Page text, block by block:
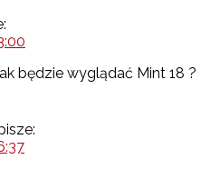
będzie wyglądać Mint 18 ?